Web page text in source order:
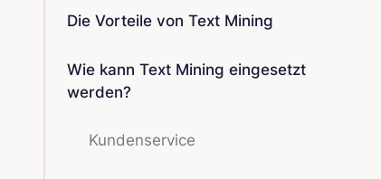
Die Vorteile von Text Mining
Wie kann Text Mining eingesetzt
werden?
Kundenservice